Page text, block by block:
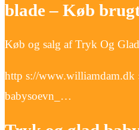
blade – Køb
Køb og salg af Tryk Og
http s://www.williamdam.dk
babysoevn_…